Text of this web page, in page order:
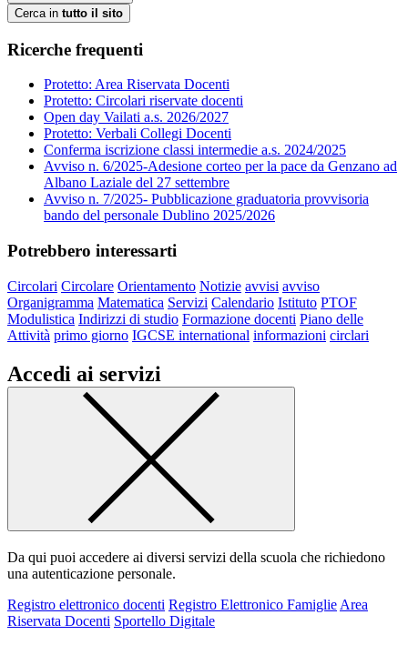
Cerca in tutto il sito
Ricerche frequenti
Protetto: Area Riservata Docenti
Protetto: Circolari riservate docenti
Open day Vailati a.s. 2026/2027
Protetto: Verbali Collegi Docenti
Conferma iscrizione classi intermedie a.s. 2024/2025
Avviso n. 6/2025-Adesione corteo per la pace da Genzano ad
Albano Laziale del 27 settembre
Avviso n. 7/2025- Pubblicazione graduatoria provvisoria
bando del personale Dublino 2025/2026
Potrebbero interessarti
Circolari Circolare Orientamento Notizie avvisi avviso
Organigramma Matematica Servizi Calendario Istituto PTOF
Modulistica Indirizzi di studio Formazione docenti Piano delle
Attività primo giorno IGCSE international informazioni circlari
Accedi ai servizi
Da qui puoi accedere ai diversi servizi della scuola che richiedono
una autenticazione personale.
Registro elettronico docenti Registro Elettronico Famiglie Area
Riservata Docenti Sportello Digitale